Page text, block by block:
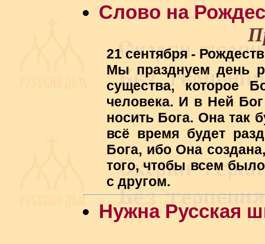
Слово на
21 сентября -
Мы празднуем день
существа, которое
человека. И в Ней Бог
носить Бога. Она так
всё время будет
Бога, ибо Она
того, чтобы всем
с другом.
Нужна Русская